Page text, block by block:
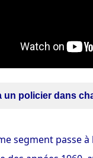
a un policier dans
segment passe à